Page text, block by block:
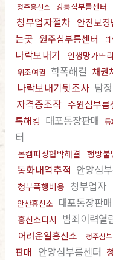
청주흥신소 강릉심부름센터
청부업자절차 안전보
는곳 원주심부름센터
나락보내기
인생망가뜨
위조여권 학폭해결 채권
나락보내기뒷조사 탐
자격증조작 수원심부름
톡해킹 대포통장판매 통
터
몸캠피싱협박해결 행방불
통화내역추적 안양심
청부폭행비용 청부업자
안산흥신소 대포통장판매
흥신소디시 범죄이력열
어려운일흥신소
청주심
판매 안양심부름센터